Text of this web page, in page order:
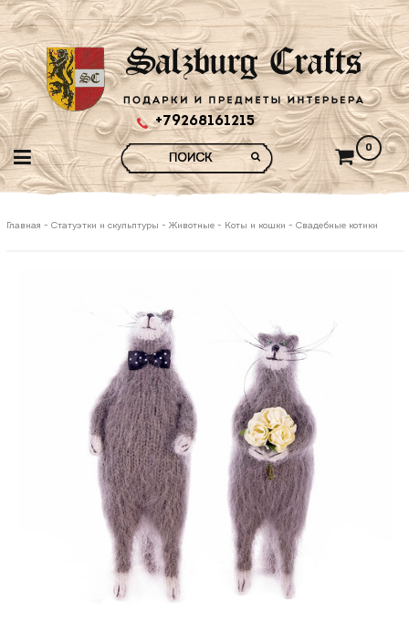
+79268161215
0
Главная - Статуэтки и скульптуры - Животные - Коты и кошки - Свадебные котики